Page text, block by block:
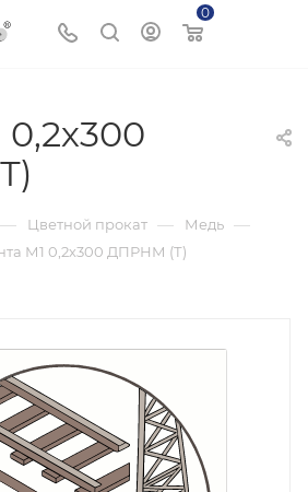
0
— Цветной прокат — Медь —
М1 0,2х300 ДПРНМ (Т)